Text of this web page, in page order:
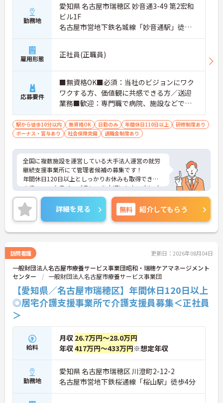
勤務地
愛知県 名古屋市瑞穂区 妙音通3-49 第2宏和
ビル1F
名古屋市営地下鉄名城線「妙音通駅」徒歩1
分
雇用形態 正社員(正職員)
応募要件
■無資格OK■必須：当社のビジョンにワク
ワクする方、価値観に共感できる方／送迎
業務■歓迎：専門職で病院、施設などでの
リーダー経験・マネジメント経験あり／責
任感がありレジリエンスが高い方
駅から徒歩10分以内 無資格OK 日勤のみ 年間休日110日以上
研修制度あり
ボーナス・賞与あり
社会保険完備 退職金制度あり
全国に複数施設を運営している大手法人運営の就労
継続支援事業所にて管理者候補の募集です！
年間休日120日以上としっかりお休みも取得できる
ので、ワークライフバランスを大切にしたい方にオ
ススメです◎外部研修費補助制度もありますので働
きながらスキルアップも目指せます♪
ご興味のある方には、面接対策ポイントなど、さら
に詳細をお話しいたしますのでお気軽にご相談くだ
さい！
詳細を見る 無料 紹介してもらう
訪問看護 更新日：2026年08月04日
一般財団法人名古屋市療養サービス事業団昭和・瑞穂ケアマネージメント
センター
一般財団法人名古屋市療養サービス事業団
【愛知県／名古屋市瑞穂区】年間休日120日以上
◎居宅介護支援事業所で介護支援員募集＜正社員
＞
給料
月収 26.7万円～28.0万円
年収417万円～433万円※想定年収
勤務地
愛知県 名古屋市瑞穂区 川澄町2-12-2
名古屋市営地下鉄桜通線「桜山駅」徒歩4分